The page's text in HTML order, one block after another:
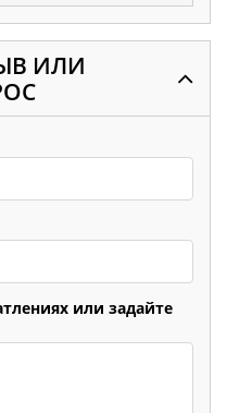
ИЛИ
или задайте